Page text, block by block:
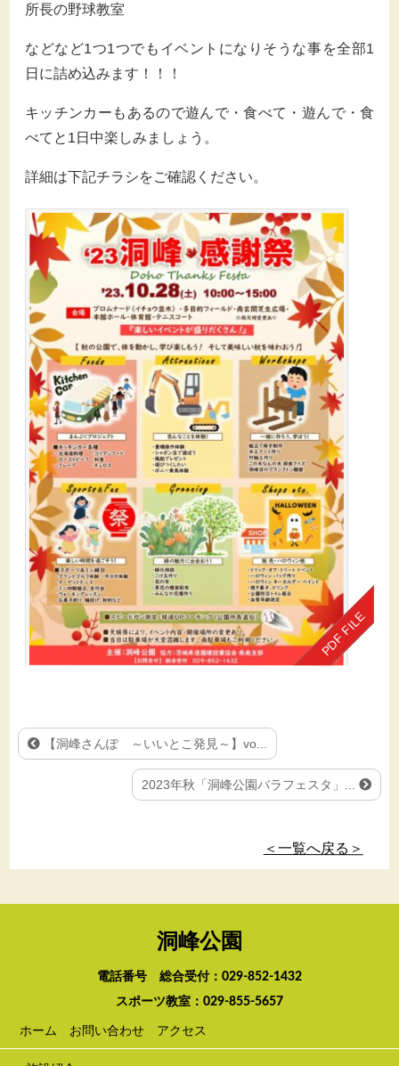
所長の野球教室
などなど1つ1つでもイベントになりそうな事を全部1
日に詰め込みます！！！
キッチンカーもあるので遊んで・食べて・遊んで・食
べてと1日中楽しみましょう。
詳細は下記チラシをご確認ください。
【洞峰さんぽ ～いいとこ発見～】vo...
2023年秋「洞峰公園バラフェスタ」...
＜一覧へ戻る＞
洞峰公園
電話番号 総合受付： 029-852-1432
スポーツ教室： 029-855-5657
ホーム お問い合わせ アクセス